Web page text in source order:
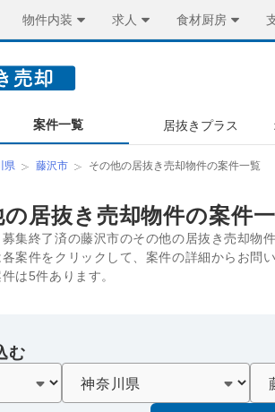
物件内装 求人 食材厨房
案件一覧 居抜きプラス
県 藤沢市 その他の居抜き売却物件の案件一覧
居抜き売却物件の案件
集終了済の藤沢市のその他の居抜き売却物
案件をクリックして、案件の詳細からお問
は5件あります。
む